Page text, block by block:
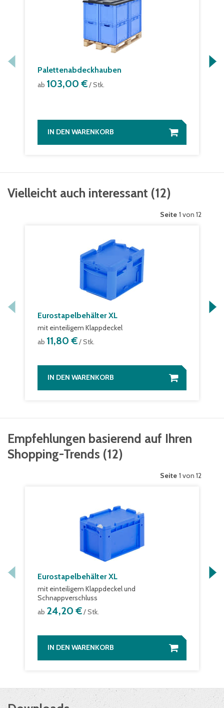
Palettenabdeckhauben
ab 103,00 €/ Stk.
IN DEN WARENKORB
Vielleicht auch interessant (12)
Seite 1 von 12
Eurostapelbehälter XL
mit einteiligem Klappdeckel
ab 11,80 €/ Stk.
IN DEN WARENKORB
Empfehlungen basierend auf Ihren
Shopping-Trends (12)
Seite 1 von 12
Eurostapelbehälter XL
mit einteiligem Klappdeckel und
Schnappverschluss
ab 24,20 €/ Stk.
IN DEN WARENKORB